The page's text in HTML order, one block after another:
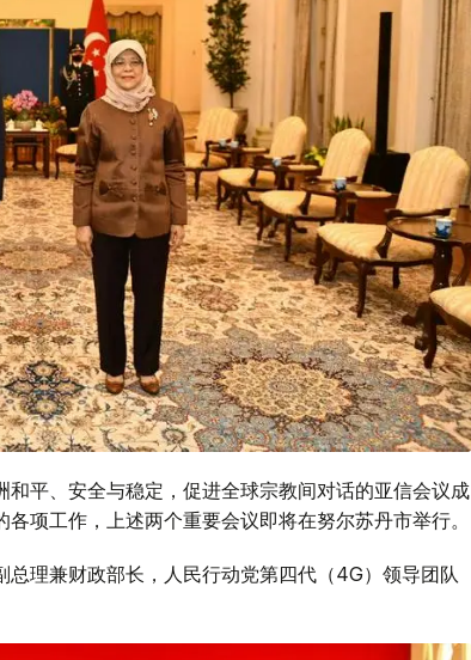
平、安全与稳定，促进全球宗教间对话的亚信会议成
项工作，上述两个重要会议即将在努尔苏丹市举行。
理兼财政部长，人民行动党第四代（4G）领导团队